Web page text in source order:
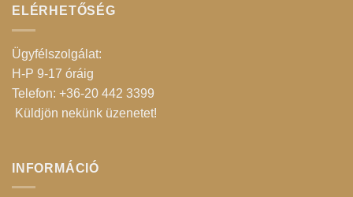
ELÉRHETŐSÉG
Ügyfélszolgálat:
H-P 9-17 óráig
Telefon: +36-20 442 3399
Küldjön nekünk üzenetet!
INFORMÁCIÓ